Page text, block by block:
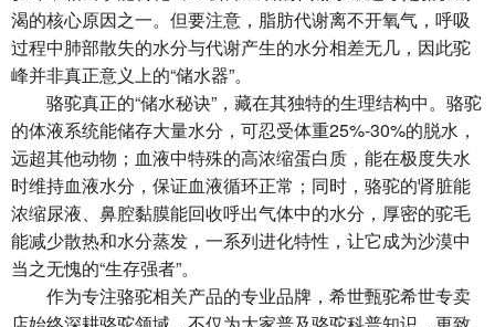
渴的核心原因之一。但要注意，脂肪代谢离不开氧气，呼吸
过程中肺部散失的水分与代谢产生的水分相差无几，因此驼
峰并非真正意义上的“储水器”。
骆驼真正的“储水秘诀”，藏在其独特的生理结构中。骆驼
的体液系统能储存大量水分，可忍受体重25%-30%的脱水，
远超其他动物；血液中特殊的高浓缩蛋白质，能在极度失水
时维持血液水分，保证血液循环正常；同时，骆驼的肾脏能
浓缩尿液、鼻腔黏膜能回收呼出气体中的水分，厚密的驼毛
能减少散热和水分蒸发，一系列进化特性，让它成为沙漠中
当之无愧的“生存强者”。
作为专注骆驼相关产品的专业品牌，希世甄驼希世专卖